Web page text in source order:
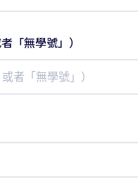
「無學號」）